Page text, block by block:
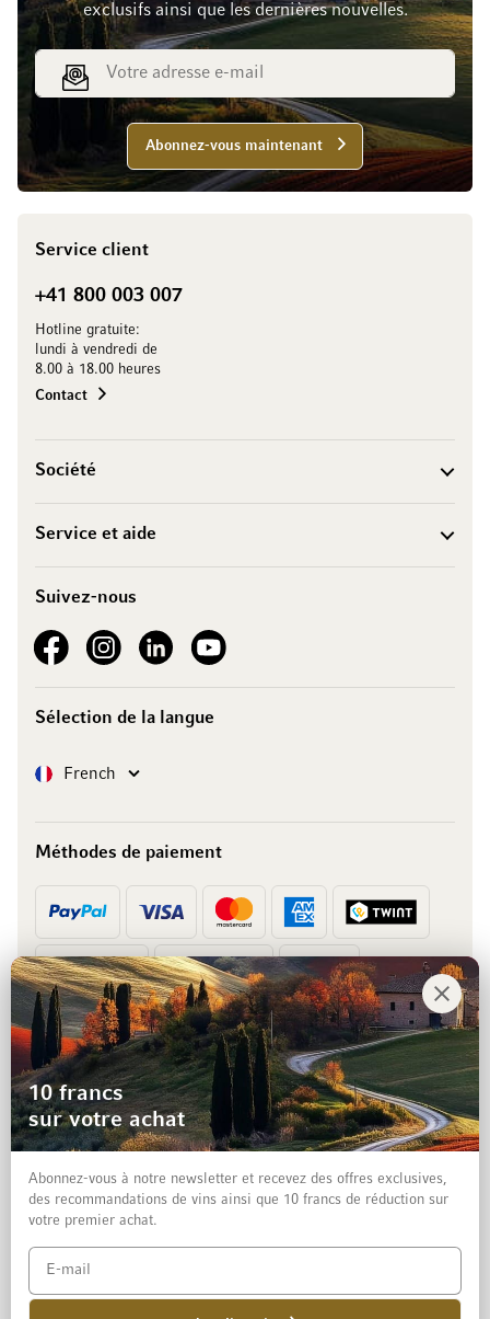
exclusifs ainsi que les dernières nouvelles.
Adresse e-mail
Abonnez-vous maintenant
Service client
+41 800 003 007
Hotline gratuite:
lundi à vendredi de
8.00 à 18.00 heures
Contact
Société
Service et aide
Suivez-nous
See our FacebookSee our Instagram account
See our LinkedInSee our YouTube channel
Sélection de la langue
LangueFrench
Méthodes de paiement
Prépaiement Facture
Protection des données et clause de non-responsabilité
10 francs
sur votre achat
Abonnez-vous à notre newsletter et recevez des offres exclusives,
des recommandations de vins ainsi que 10 francs de réduction sur
votre premier achat.